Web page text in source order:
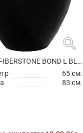
search
КАШПО FIBERSTONE BOND L BLACK
65 см.
83 см.